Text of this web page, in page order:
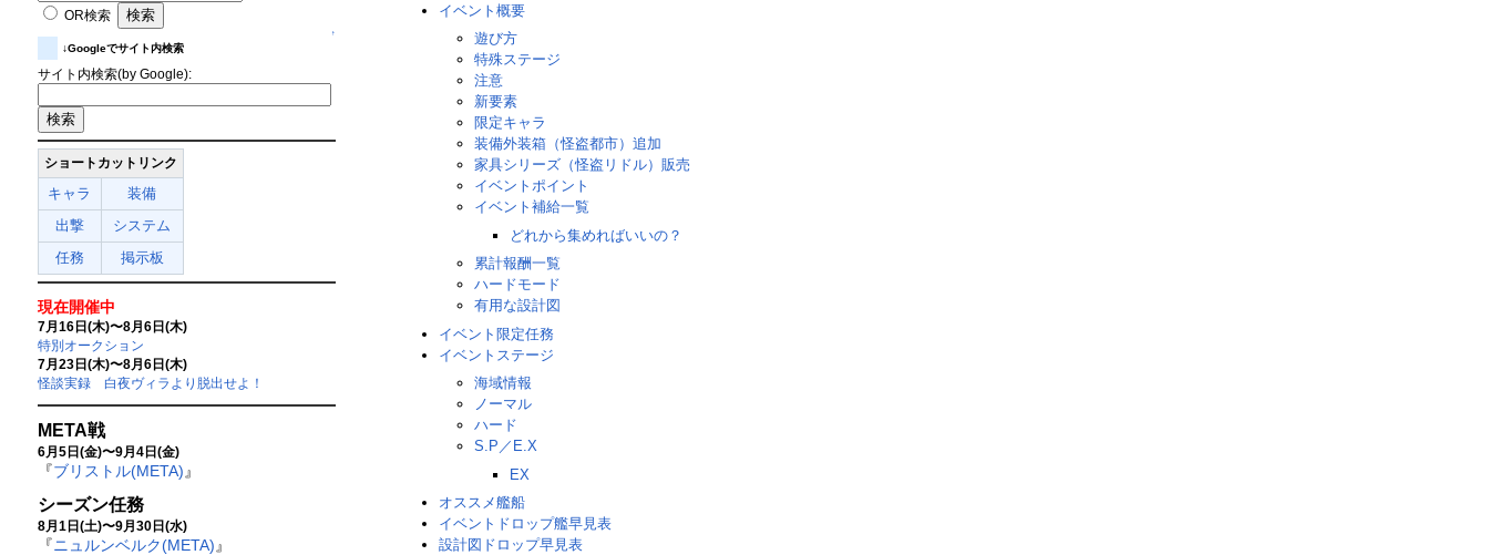
OR検索
↑
↓Googleでサイト内検索
サイト内検索(by Google):
ショートカットリンク
キャラ
装備
出撃
システム
任務
掲示板
現在開催中
7月16日(木)〜8月6日(木)
特別オークション
7月23日(木)〜8月6日(木)
怪談実録 白夜ヴィラより脱出せよ！
META戦
6月5日(金)〜9月4日(金)
『ブリストル(META) 』
シーズン任務
8月1日(土)〜9月30日(水)
『ニュルンベルク(META) 』
イベント概要
遊び方
特殊ステージ
注意
新要素
限定キャラ
装備外装箱（怪盗都市）追加
家具シリーズ（怪盗リドル）販売
イベントポイント
イベント補給一覧
どれから集めればいいの？
累計報酬一覧
ハードモード
有用な設計図
イベント限定任務
イベントステージ
海域情報
ノーマル
ハード
S.P／E.X
EX
オススメ艦船
イベントドロップ艦早見表
設計図ドロップ早見表